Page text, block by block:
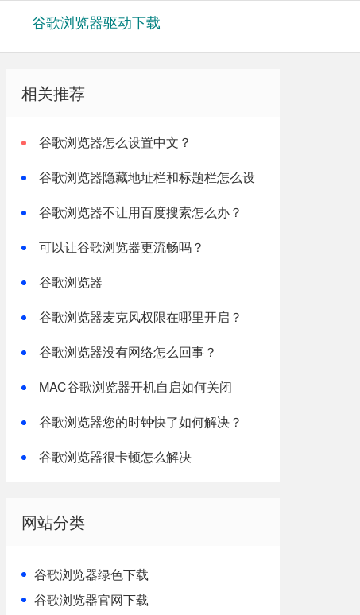
谷歌浏览器驱动下载
相关推荐
谷歌浏览器怎么设置中文？
谷歌浏览器隐藏地址栏和标题栏怎么设
谷歌浏览器不让用百度搜索怎么办？
可以让谷歌浏览器更流畅吗？
谷歌浏览器
谷歌浏览器麦克风权限在哪里开启？
谷歌浏览器没有网络怎么回事？
MAC谷歌浏览器开机自启如何关闭
谷歌浏览器您的时钟快了如何解决？
谷歌浏览器很卡顿怎么解决
网站分类
谷歌浏览器绿色下载
谷歌浏览器官网下载